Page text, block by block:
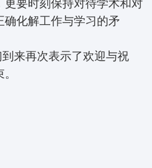
更要时刻保持对待学术和对
化解工作与学习的矛
来再次表示了欢迎与祝